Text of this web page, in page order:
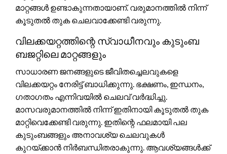
മാറ്റങ്ങൾ ഉണ്ടാകുന്നതായാണ്. വരുമാനത്തിൽ നിന്ന്
കൂടുതൽ തുക ചെലവാക്കേണ്ടി വരുന്നു.
വിലക്കയറ്റത്തിന്റെ സ്വാധീനവും കുടുംബ
ബജറ്റിലെ മാറ്റങ്ങളും
സാധാരണ ജനങ്ങളുടെ ജീവിതച്ചെലവുകളെ
വിലക്കയറ്റം നേരിട്ട് ബാധിക്കുന്നു. ഭക്ഷണം, ഇന്ധനം,
ഗതാഗതം എന്നിവയിൽ ചെലവ് വർദ്ധിച്ചു.
മാസവരുമാനത്തിൽ നിന്ന് ഇതിനായി കൂടുതൽ തുക
മാറ്റിവെക്കേണ്ടി വരുന്നു. ഇതിന്റെ ഫലമായി പല
കുടുംബങ്ങളും അനാവശ്യ ചെലവുകൾ
കുറയ്ക്കാൻ നിർബന്ധിതരാകുന്നു. ആവശ്യങ്ങൾക്ക്